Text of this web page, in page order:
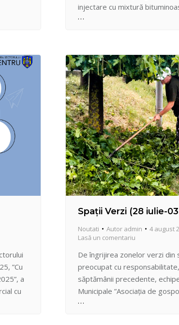
în
injectare cu mixtură
și teritoriilor instituțiilor de
Centru. Lucrările au vizat
strada…
”Cu
a
cu
Spații Verzi (28 iulie-
Noutati Autor admin
4 august
Lasă un comentariu
De îngrijirea zonelor verzi din
preocupat cu
săptămânii precedente,
Municipale ”Asociația de
verzi”. Prin lucrări de hidratare